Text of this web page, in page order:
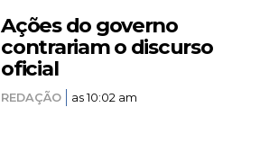
Ações do governo
contrariam o discurso
oficial
REDAÇÃO as 10:02 am